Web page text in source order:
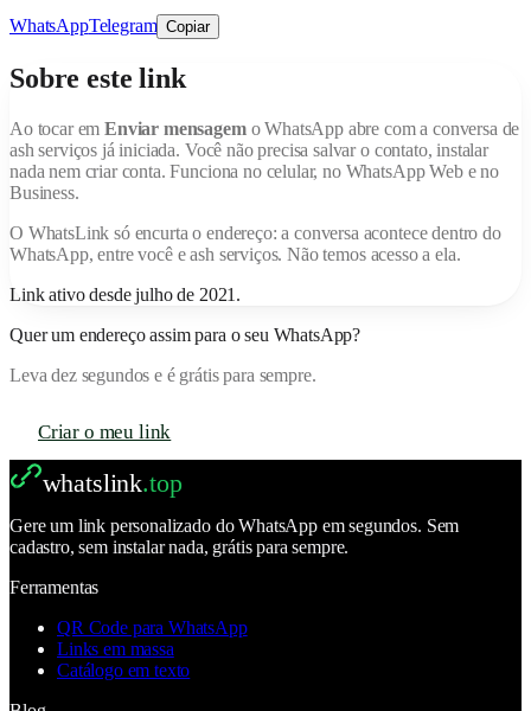
WhatsAppTelegram Copiar
Sobre este link
Ao tocar emEnviar mensagem o WhatsApp abre com a conversa de
ash serviços já iniciada. Você não precisa salvar o contato, instalar
nada nem criar conta. Funciona no celular, no WhatsApp Web e no
Business.
O WhatsLink só encurta o endereço: a conversa acontece dentro do
WhatsApp, entre você eash serviços. Não temos acesso a ela.
Link ativo desde julho de 2021 .
Quer um endereço assim para o seu WhatsApp?
Leva dez segundos e é grátis para sempre.
Criar o meu link
whatslink.top
Gere um link personalizado do WhatsApp em segundos. Sem
cadastro, sem instalar nada, grátis para sempre.
Ferramentas
QR Code para WhatsApp
Links em massa
Catálogo em texto